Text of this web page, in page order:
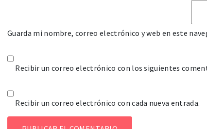
Guarda mi nombre, correo electrónico y web en este
Recibir un correo electrónico con los siguientes
Recibir un correo electrónico con cada nueva entrada.